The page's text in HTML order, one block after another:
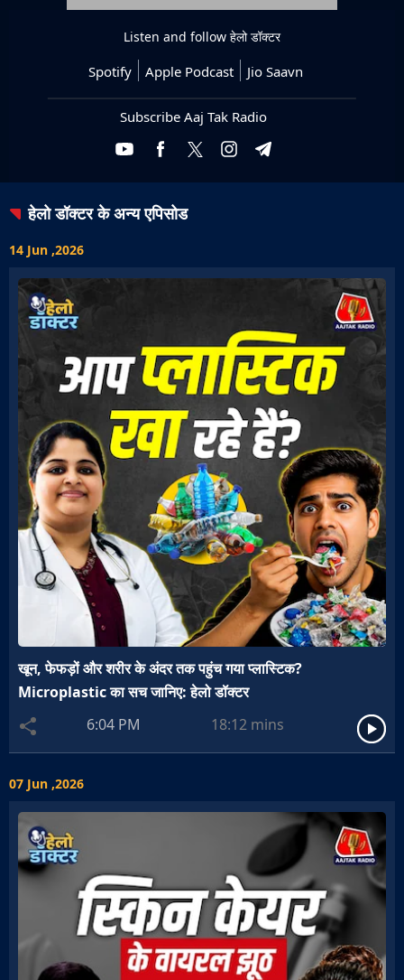
Listen and follow हेलो डॉक्टर
Spotify Apple Podcast Jio Saavn
Subscribe Aaj Tak Radio
हेलो डॉक्टरके अन्य एपिसोड
14 Jun ,2026
खून, फेफड़ों और शरीर के अंदर तक पहुंच गया प्लास्टिक?
Microplastic का सच जानिए: हेलो डॉक्टर
6:04 PM
18:12 mins
07 Jun ,2026